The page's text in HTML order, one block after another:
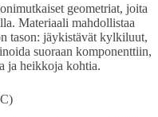
geometriat, joita
Materiaali mahdollistaa
tason: jäykistävät kylkiluut,
suoraan komponenttiin,
ja heikkoja kohtia.